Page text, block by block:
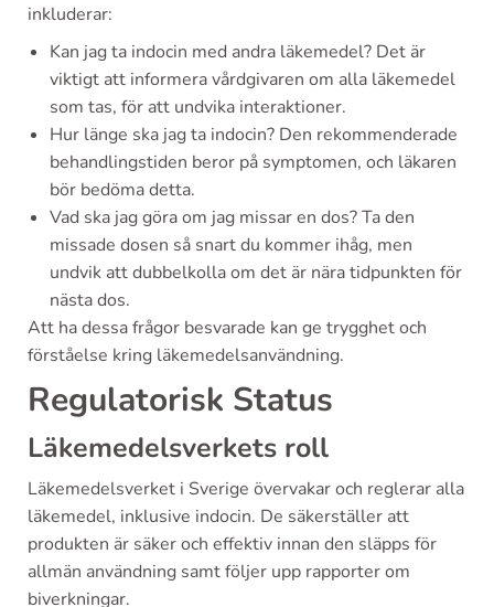
inkluderar:
Kan jag ta indocin med andra läkemedel? Det är
viktigt att informera vårdgivaren om alla läkemedel
som tas, för att undvika interaktioner.
Hur länge ska jag ta indocin? Den rekommenderade
behandlingstiden beror på symptomen, och läkaren
bör bedöma detta.
Vad ska jag göra om jag missar en dos? Ta den
missade dosen så snart du kommer ihåg, men
undvik att dubbelkolla om det är nära tidpunkten för
nästa dos.
Att ha dessa frågor besvarade kan ge trygghet och
förståelse kring läkemedelsanvändning.
Regulatorisk Status
Läkemedelsverkets roll
Läkemedelsverket i Sverige övervakar och reglerar alla
läkemedel, inklusive indocin. De säkerställer att
produkten är säker och effektiv innan den släpps för
allmän användning samt följer upp rapporter om
biverkningar.